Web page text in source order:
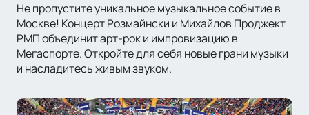
Не пропустите уникальное музыкальное событие в
Москве! Концерт Розмайнски и Михайлов Проджект
РМП объединит арт-рок и импровизацию в
Мегаспорте. Откройте для себя новые грани музыки
и насладитесь живым звуком.